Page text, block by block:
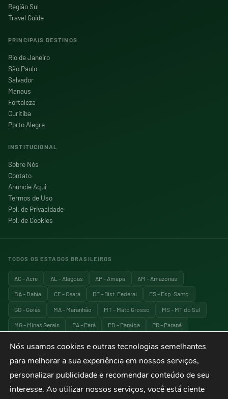
Nós usamos cookies e outras tecnologias semelhantes
para melhorar a sua experiência em nossos serviços,
personalizar publicidade e recomendar conteúdo de seu
interesse. Ao utilizar nossos serviços, você está ciente
Região Sul
Travel Guide
PRINCIPAIS DESTINOS
Rio de Janeiro
São Paulo
Salvador
Manaus
Fortaleza
Curitiba
Porto Alegre
INSTITUCIONAL
Sobre Nós
Contato
Anuncie Aqui
Termos de Uso
Pol. de Privacidade
Pol. de Cookies
TODOS OS ESTADOS BRASILEIROS
AC – Acre AL – Alagoas AP – Amapá AM – Amazonas
BA – Bahia CE – Ceará DF – Dist. Federal ES – Esp. Santo
GO – Goiás MA – Maranhão MT – Mato Grosso MS – MT do Sul
MG – Minas Gerais PA – Pará PB – Paraíba PR – Paraná
SP – São Paulo SE – Sergipe TO – Tocantins